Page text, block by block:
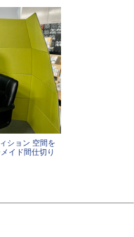
ション 空間を
イド間仕切り